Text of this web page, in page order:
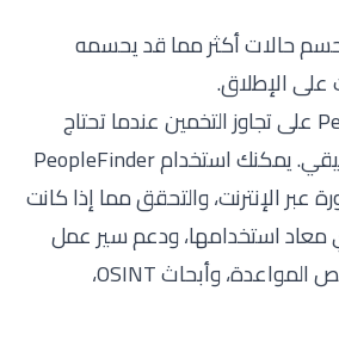
حالات أكثر مما قد يحسمه
على الإطلاق.
يساعدك PeopleFinder على تجاوز التخمين عندما تحتاج
يمكنك استخدامPeopleFinder
عبر الإنترنت، والتحقق مما إذا كانت
استخدامها، ودعم سير عمل
أكثر أماناً لعمليات فحص المواعدة، وأبحاث OSINT،